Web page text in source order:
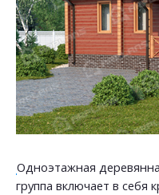
Одноэтажная
группа включает в себя